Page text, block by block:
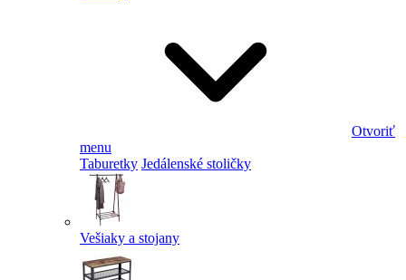
Otvoriť
menu
Taburetky Jedálenské stoličky
Vešiaky a stojany